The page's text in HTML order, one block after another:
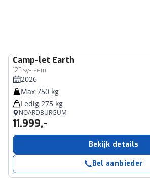
Camp-let Earth
123 systeem
2026
Max 750 kg
Ledig 275 kg
NOARDBURGUM
11.999,-
Bekijk details
Bel aanbieder